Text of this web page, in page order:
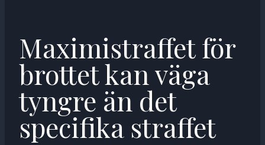
Maximistraffet för
brottet kan väga
tyngre än det
specifika straffet